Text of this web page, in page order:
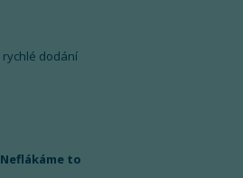
rychlé dodání
Neflákáme to